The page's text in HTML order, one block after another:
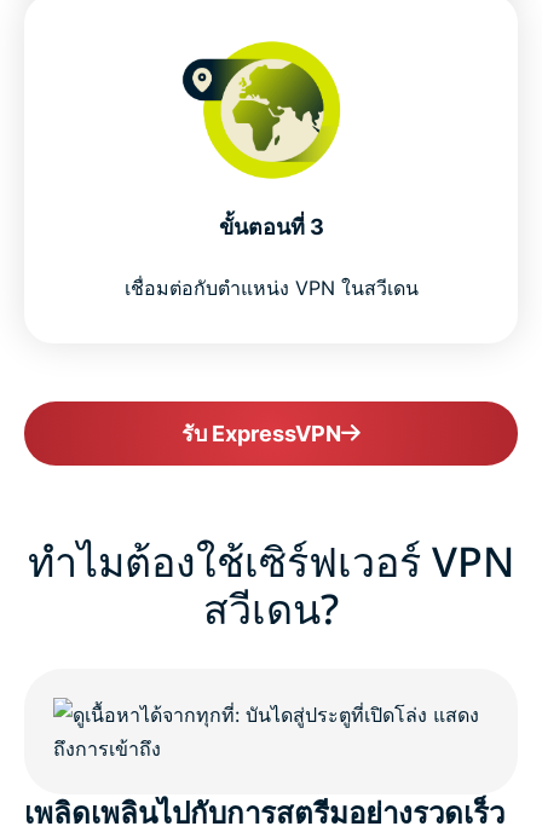
ขั้นตอนที่ 3
เชื่อมต่อกับตำแหน่ง VPN ในสวีเดน
รับ ExpressVPN
ทำไมต้องใช้เซิร์ฟเวอร์ VPN
สวีเดน?
เพลิดเพลินไปกับการสตรีมอย่างรวดเร็ว